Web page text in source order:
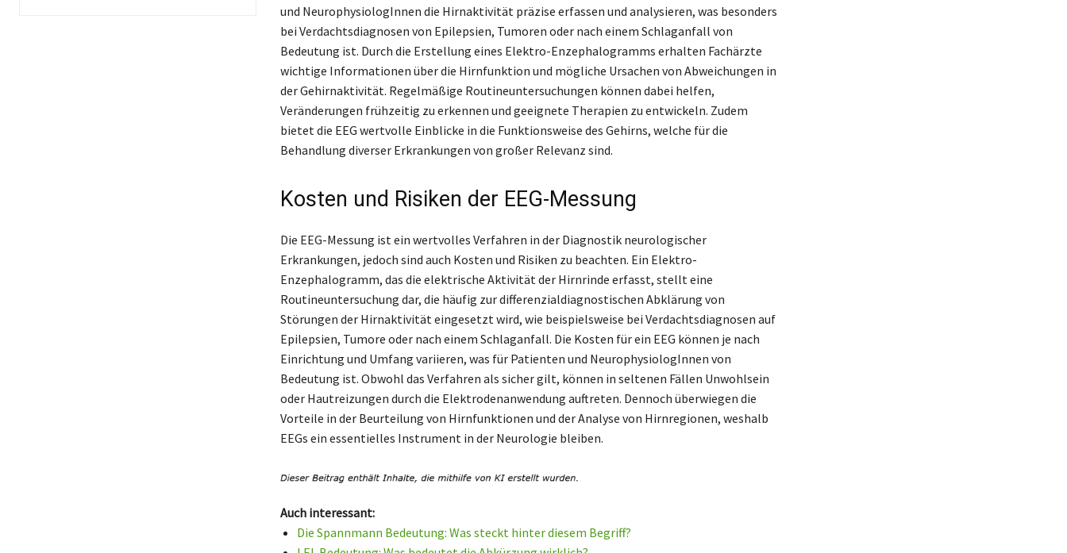
und NeurophysiologInnen die Hirnaktivität präzise erfassen und analysieren, was besonders
bei Verdachtsdiagnosen von Epilepsien, Tumoren oder nach einem Schlaganfall von
Bedeutung ist. Durch die Erstellung eines Elektro-Enzephalogramms erhalten Fachärzte
wichtige Informationen über die Hirnfunktion und mögliche Ursachen von Abweichungen in
der Gehirnaktivität. Regelmäßige Routineuntersuchungen können dabei helfen,
Veränderungen frühzeitig zu erkennen und geeignete Therapien zu entwickeln. Zudem
bietet die EEG wertvolle Einblicke in die Funktionsweise des Gehirns, welche für die
Behandlung diverser Erkrankungen von großer Relevanz sind.
Kosten und Risiken der EEG-Messung
Die EEG-Messung ist ein wertvolles Verfahren in der Diagnostik neurologischer
Erkrankungen, jedoch sind auch Kosten und Risiken zu beachten. Ein Elektro-
Enzephalogramm, das die elektrische Aktivität der Hirnrinde erfasst, stellt eine
Routineuntersuchung dar, die häufig zur differenzialdiagnostischen Abklärung von
Störungen der Hirnaktivität eingesetzt wird, wie beispielsweise bei Verdachtsdiagnosen auf
Epilepsien, Tumore oder nach einem Schlaganfall. Die Kosten für ein EEG können je nach
Einrichtung und Umfang variieren, was für Patienten und NeurophysiologInnen von
Bedeutung ist. Obwohl das Verfahren als sicher gilt, können in seltenen Fällen Unwohlsein
oder Hautreizungen durch die Elektrodenanwendung auftreten. Dennoch überwiegen die
Vorteile in der Beurteilung von Hirnfunktionen und der Analyse von Hirnregionen, weshalb
EEGs ein essentielles Instrument in der Neurologie bleiben.
Auch interessant:
Die Spannmann Bedeutung: Was steckt hinter diesem Begriff?